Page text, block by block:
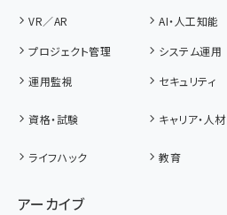
VR／AR
AI・人工知能
プロジェクト管理
システム運用
運用監視
セキュリティ
資格・試験 キャリア・人材
ライフハック
教育
アーカイブ